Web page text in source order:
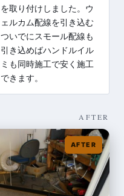
を取り付けしました。ウ
ェルカム配線を引き込む
ついでにスモール配線も
引き込めばハンドルイル
ミも同時施工で安く施工
できます。
AFTER
AFTER